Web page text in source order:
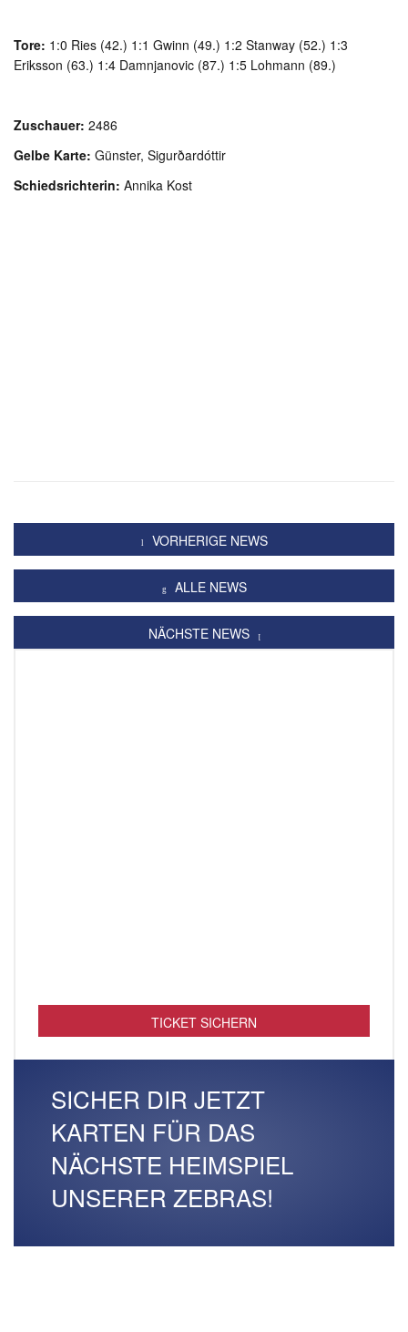
Tore: 1:0 Ries (42.) 1:1 Gwinn (49.) 1:2 Stanway (52.) 1:3
Eriksson (63.) 1:4 Damnjanovic (87.) 1:5 Lohmann (89.)
Zuschauer: 2486
Gelbe Karte: Günster, Sigurðardóttir
Schiedsrichterin: Annika Kost
VORHERIGE NEWS
ALLE NEWS
NÄCHSTE NEWS
TICKET SICHERN
SICHER DIR JETZT
KARTEN FÜR DAS
NÄCHSTE HEIMSPIEL
UNSERER ZEBRAS!